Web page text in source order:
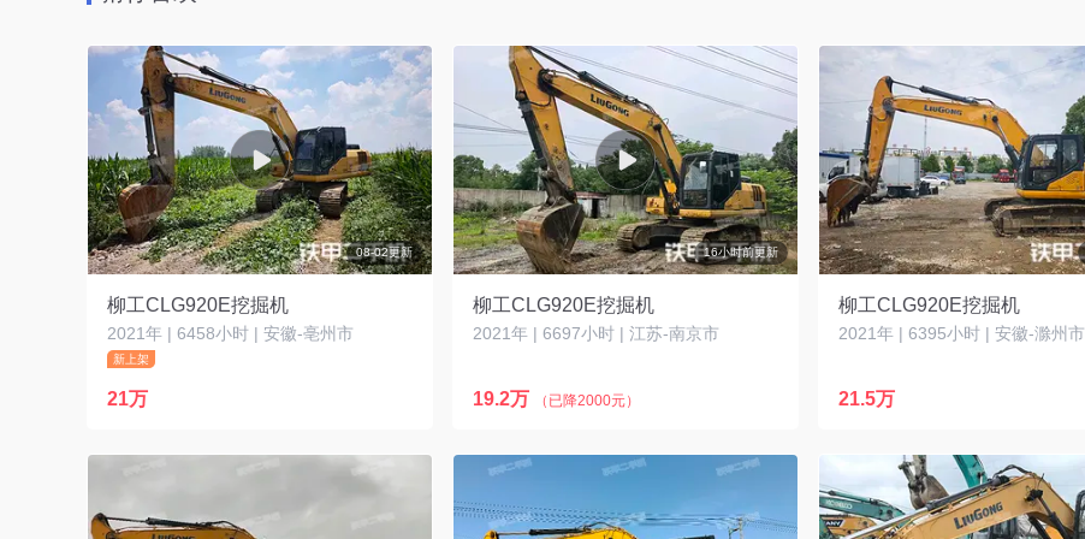
08-02更新
柳工CLG920E挖掘机
2021年 | 6458小时 | 安徽-亳州市
新上架
21万
16小时前更新
柳工CLG920E挖掘机
2021年 | 6697小时 | 江苏-南京市
19.2万 （已降2000元）
柳工CLG920E挖掘机
2021年 | 6395小时 | 安徽-滁州市
21.5万